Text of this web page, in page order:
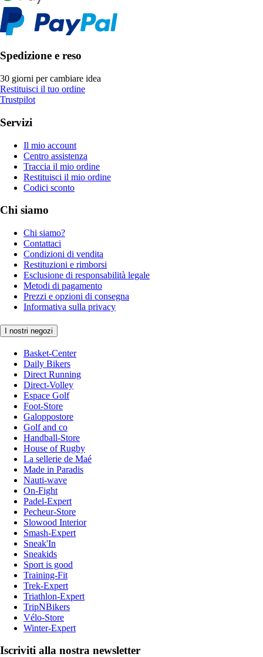
Spedizione e reso
30 giorni per cambiare idea
Restituisci il tuo ordine
Trustpilot
Servizi
Il mio account
Centro assistenza
Traccia il mio ordine
Restituisci il mio ordine
Codici sconto
Chi siamo
Chi siamo?
Contattaci
Condizioni di vendita
Restituzioni e rimborsi
Esclusione di responsabilità legale
Metodi di pagamento
Prezzi e opzioni di consegna
Informativa sulla privacy
I nostri negozi
Basket-Center
Daily Bikers
Direct Running
Direct-Volley
Espace Golf
Foot-Store
Galoppostore
Golf and co
Handball-Store
House of Rugby
La sellerie de Maé
Made in Paradis
Nauti-wave
On-Fight
Padel-Expert
Pecheur-Store
Slowood Interior
Smash-Expert
Sneak'In
Sneakids
Sport is good
Training-Fit
Trek-Expert
Triathlon-Expert
TripNBikers
Vélo-Store
Winter-Expert
Iscriviti alla nostra newsletter